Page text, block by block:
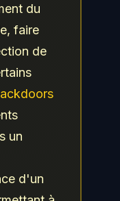
du
faire
de
un
d'un